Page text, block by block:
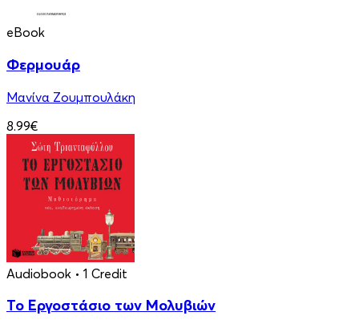
eBook
Φερμουάρ
Μανίνα Ζουμπουλάκη
8.99€
Audiobook • 1 Credit
Το Εργοστάσιο των Μολυβιών